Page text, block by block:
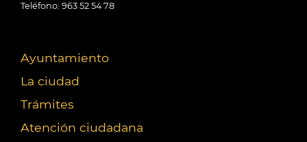
Teléfono: 963 52 54 78
Ayuntamiento
La ciudad
Trámites
Atención ciudadana